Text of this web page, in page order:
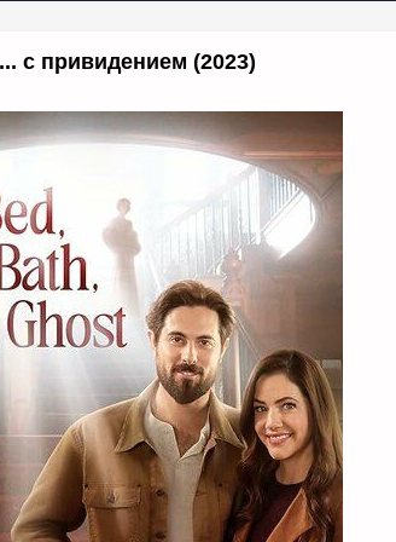
с привидением (2023)